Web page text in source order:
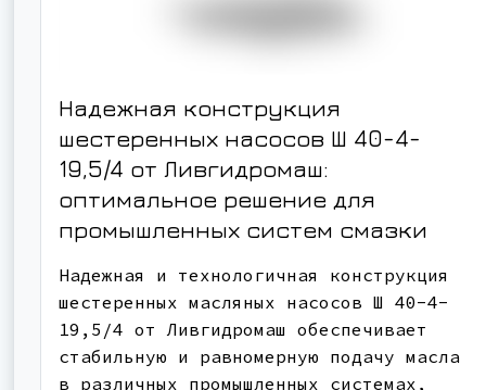
Надежная конструкция
шестеренных насосов Ш 40-4-
19,5/4 от Ливгидромаш:
оптимальное решение для
промышленных систем смазки
Надежная и технологичная конструкция
шестеренных масляных насосов Ш 40-4-
19,5/4 от Ливгидромаш обеспечивает
стабильную и равномерную подачу масла
в различных промышленных системах,